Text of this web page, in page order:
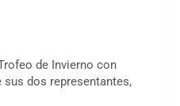
de Invierno con
dos representantes,